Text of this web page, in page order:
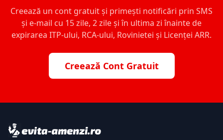
Creează un cont gratuit și primești notificări prin SMS
și e-mail cu 15 zile, 2 zile și în ultima zi înainte de
expirarea ITP-ului, RCA-ului, Rovinietei și Licenței ARR.
Creează Cont Gratuit